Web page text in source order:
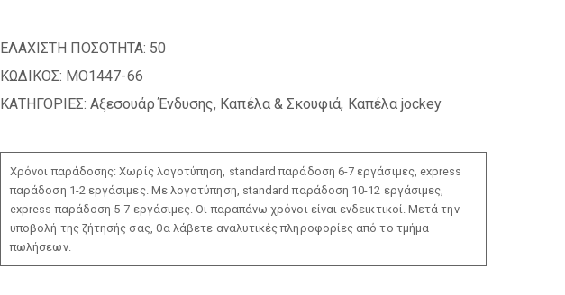
ΕΛΑΧΙΣΤΗ ΠΟΣΟΤΗΤΑ: 50
ΚΩΔΙΚΟΣ: MO1447-66
ΚΑΤΗΓΟΡΙΕΣ: Αξεσουάρ Ένδυσης, Καπέλα & Σκουφιά, Καπέλα jockey
Χρόνοι παράδοσης: Χωρίς λογοτύπηση, standard παράδοση 6-7 εργάσιμες, express
παράδοση 1-2 εργάσιμες. Με λογοτύπηση, standard παράδοση 10-12 εργάσιμες,
express παράδοση 5-7 εργάσιμες. Οι παραπάνω χρόνοι είναι ενδεικτικοί. Μετά την
υποβολή της ζήτησής σας, θα λάβετε αναλυτικές πληροφορίες από το τμήμα
πωλήσεων.